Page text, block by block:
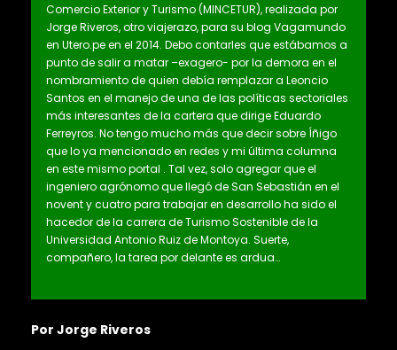
Comercio Exterior y Turismo (MINCETUR), realizada por
Jorge Riveros, otro viajerazo, para su blog Vagamundo
en Utero.pe en el 2014. Debo contarles que estábamos a
punto de salir a matar –exagero- por la demora en el
nombramiento de quien debía remplazar a Leoncio
Santos en el manejo de una de las políticas sectoriales
más interesantes de la cartera que dirige Eduardo
Ferreyros. No tengo mucho más que decir sobre Íñigo
que lo ya mencionado en redes y mi última columna
en este mismo portal . Tal vez, solo agregar que el
ingeniero agrónomo que llegó de San Sebastián en el
novent y cuatro para trabajar en desarrollo ha sido el
hacedor de la carrera de Turismo Sostenible de la
Universidad Antonio Ruiz de Montoya. Suerte,
compañero, la tarea por delante es ardua…
Por Jorge Riveros